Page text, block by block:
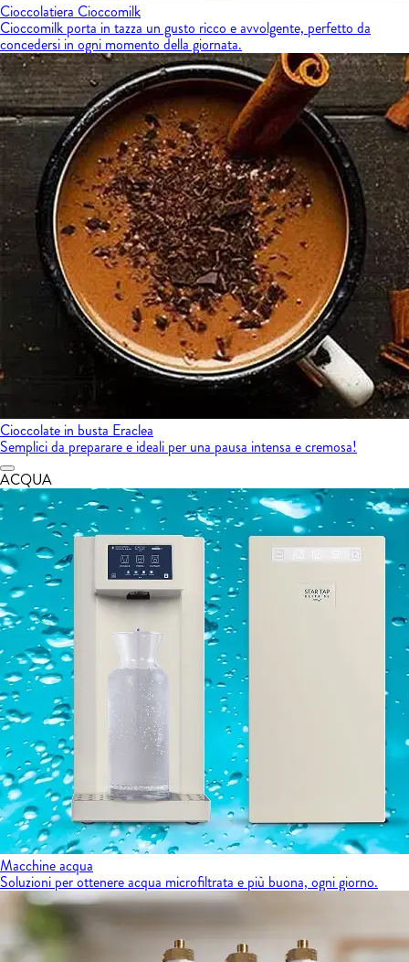
Cioccolatiera Cioccomilk
Cioccomilk porta in tazza un gusto ricco e avvolgente, perfetto da
concedersi in ogni momento della giornata.
Cioccolate in busta Eraclea
Semplici da preparare e ideali per una pausa intensa e cremosa!
ACQUA
Macchine acqua
Soluzioni per ottenere acqua microfiltrata e più buona, ogni giorno.